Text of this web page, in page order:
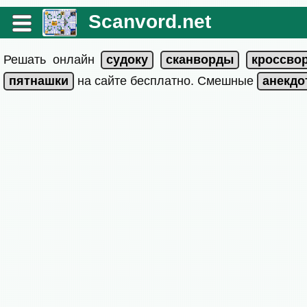
Scanvord.net
Решать онлайн
на сайте бесплатно. Смешные